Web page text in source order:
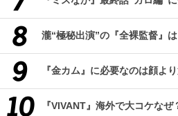
瀧“極秘出演”の『全裸監督』
『金カム』に必要なのは顔よ
『VIVANT』海外で大コケなぜ